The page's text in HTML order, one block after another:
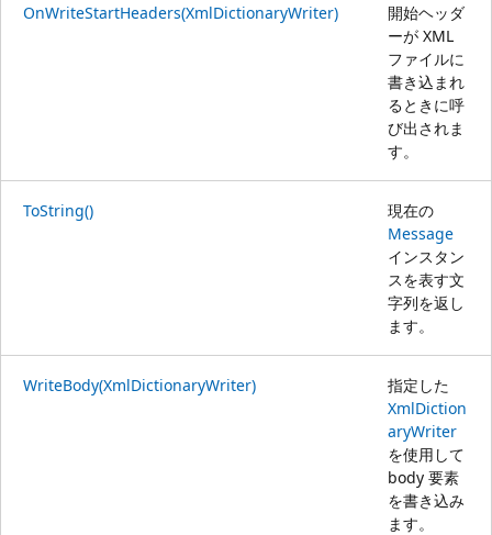
OnWriteStartHeaders(XmlDictionaryWriter)
開始ヘッダ
ーが XML
ファイルに
書き込まれ
るときに呼
び出されま
す。
ToString()
現在の
Message
インスタン
スを表す文
字列を返し
ます。
WriteBody(XmlDictionaryWriter)
指定した
XmlDiction
aryWriter
を使用して
body 要素
を書き込み
ます。